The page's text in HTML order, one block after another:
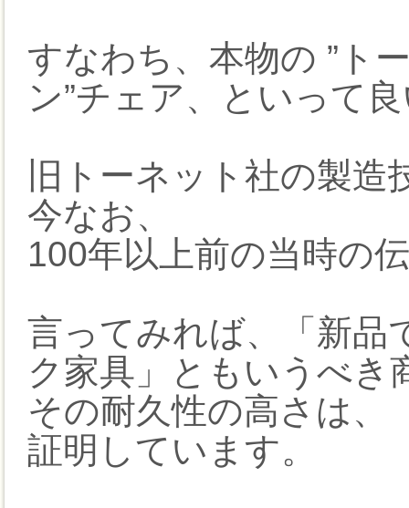
すなわち、本物の ”ト
ン”チェア、といって
旧トーネット社の製
今なお、
100年以上前の当時の
言ってみれば、「新品
ク家具」ともいうべき
その耐久性の高さは、
証明しています。